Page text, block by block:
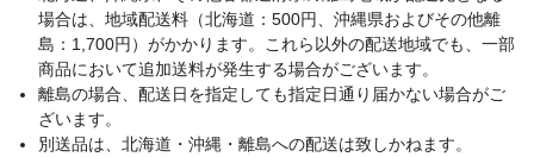
場合は、地域配送料（北海道：500円、沖縄県およびその他離
島：1,700円）がかかります。これら以外の配送地域でも、一部
商品において追加送料が発生する場合がございます。
離島の場合、配送日を指定しても指定日通り届かない場合がご
ざいます。
別送品は、北海道・沖縄・離島への配送は致しかねます。